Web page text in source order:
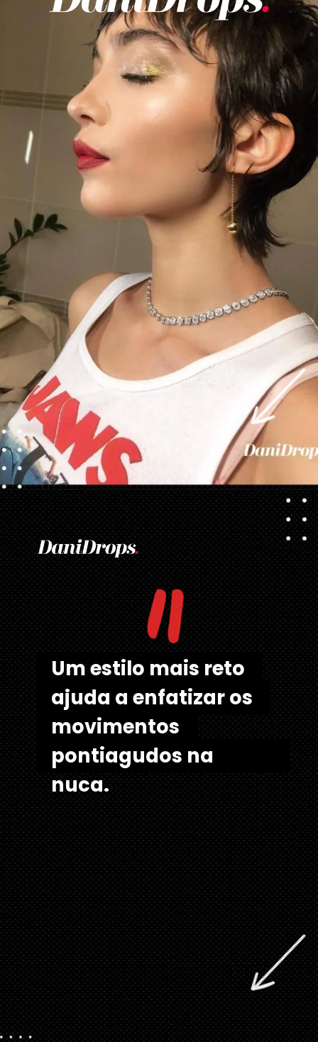
Opening
"
Um estilo mais reto
ajuda a enfatizar os
movimentos
pontiagudos na nuca.
Um estilo mais reto
ajuda a enfatizar os
movimentos
pontiagudos na
nuca.